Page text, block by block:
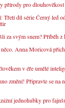
přírody pro
Třetí díl série Černý led
za svým snem? Příběh
Anna Moricová
v éře umělé
změní! Připravte se
jednohubky pro